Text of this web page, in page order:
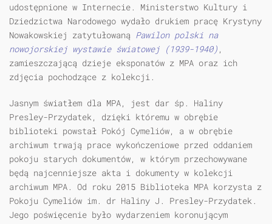
udostępnione w Internecie. Ministerstwo Kultury i
Dziedzictwa Narodowego wydało drukiem pracę Krystyny
Nowakowskiej zatytułowaną Pawilon polski na
nowojorskiej wystawie światowej (1939-1940) ,
zamieszczającą dzieje eksponatów z MPA oraz ich
zdjęcia pochodzące z kolekcji.
Jasnym światłem dla MPA, jest dar śp. Haliny
Presley-Przydatek, dzięki któremu w obrębie
biblioteki powstał Pokój Cymeliów, a w obrębie
archiwum trwają prace wykończeniowe przed oddaniem
pokoju starych dokumentów, w którym przechowywane
będą najcenniejsze akta i dokumenty w kolekcji
archiwum MPA. Od roku 2015 Biblioteka MPA korzysta z
Pokoju Cymeliów im. dr Haliny J. Presley-Przydatek.
Jego poświęcenie było wydarzeniem koronującym